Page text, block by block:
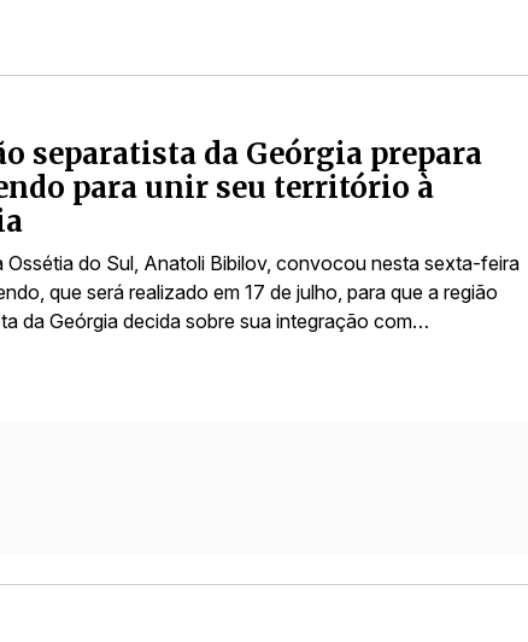
separatista da Geórgia prepara
para unir seu território à
Ossétia do Sul, Anatoli Bibilov, convocou nesta sexta-feira
que será realizado em 17 de julho, para que a região
da Geórgia decida sobre sua integração com…